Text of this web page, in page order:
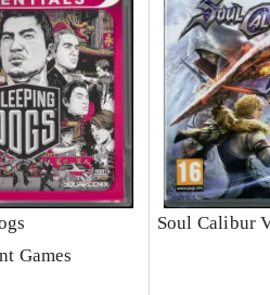
Games
Soul Calibur